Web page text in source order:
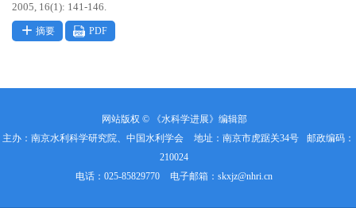
2005, 16(1): 141-146.
摘要 PDF
网站版权 © 《水科学进展》编辑部
主办：南京水利科学研究院、中国水利学会
地址：南京市虎踞关34号
邮政编码：
210024
电话：025-85829770
电子邮箱： skxjz@nhri.cn